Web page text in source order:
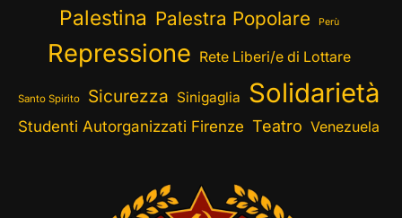
Palestina Palestra Popolare Perù
Repressione Rete Liberi/e di Lottare
Santo Spirito Sicurezza Sinigaglia Solidarietà
Studenti Autorganizzati Firenze Teatro Venezuela